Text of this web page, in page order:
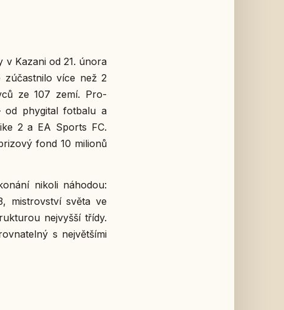
Kazani od 21. února
zú­čast­ni­lo více než 2
ze 107 zemí. Pro­
phy­gi­tal fot­ba­lu a
2 a EA Sports FC.
fond 10 mi­li­o­nů
nikoli ná­ho­dou:
mi­s­trov­ství světa ve
nej­vyš­ší třídy.
s nej­vět­ší­mi